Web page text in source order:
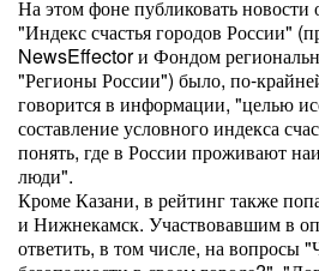
На этом фоне публиковать новости
"Индекс счастья городов России"
NewsEffector и Фондом
"Регионы России") было, по-
говорится в информации, "целью
составление условного индекса
понять, где в России проживают
люди".
Кроме Казани, в рейтинг также
и Нижнекамск. Участвовавшим в
ответить, в том числе, на вопросы